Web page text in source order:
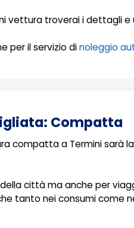
vettura troverai i dettagli
per il servizio dinoleggio
Compatta
compatta a Termini sarà
città ma anche per
tanto nei consumi come